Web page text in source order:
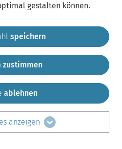
Impressum
Kontakt
teilen auf:
LinkedIn
gestalten können.
speichern
zustimmen
ablehnen
anzeigen